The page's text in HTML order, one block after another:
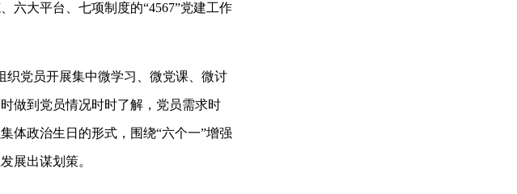
六大平台、七项制度的“4567”党建工作
党员开展集中微学习、微党课、微讨
做到党员情况时时了解，党员需求时
体政治生日的形式，围绕“六个一”增强
展出谋划策。